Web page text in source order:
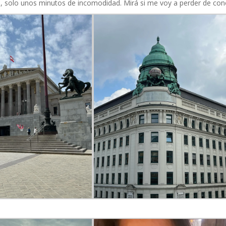
solo unos minutos de incomodidad. Mirá si me voy a perder de